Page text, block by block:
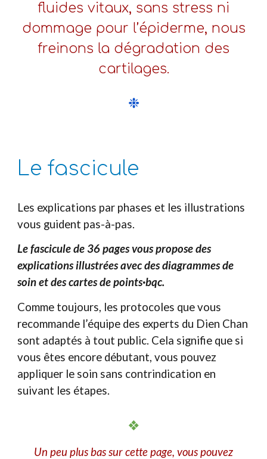
fluides vitaux, sans stress ni
dommage pour l’épiderme, nous
freinons la dégradation des
cartilages.
❉
Le fascicule
Les explications par phases et les illustrations
vous guident pas-à-pas.
Le fascicule de 36 pages vous propose des
explications illustrées avec des diagrammes de
soin et des cartes de points·bqc.
Comme toujours, les protocoles que vous
recommande l’équipe des experts du Dien Chan
sont adaptés à tout public. Cela signifie que si
vous êtes encore débutant, vous pouvez
appliquer le soin sans contrindication en
suivant les étapes.
❖
Un peu plus bas sur cette page, vous pouvez